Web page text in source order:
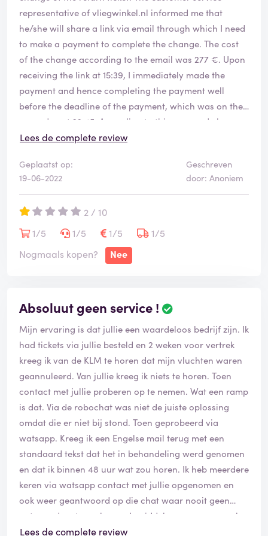
representative of vliegwinkel.nl informed me that
he/she will share a link via email through which I need
to make a payment to complete the change. The cost
of the change according to the email was 277 €. Upon
receiving the link at 15:39, I immediately made the
payment and hence completing the payment well
before the deadline of the payment, which was on the
same day at 23:45. According to this assumed change,
I made family-related and critical work-related
On the day of return, roughly 12 hours before the flight,
I logged into my vliegwinkel.nl account to download
the e-tickets of my flight. The tickets weren’t there. I
can’t find the words to describe the panic and stress
this created for me and my family as this would have
led to a chain of extremely undesired consequences.
about the tickets. The customer support representative
who replied said that he will fix it within 3-4 minutes
and asked me to ‘rest assured’. After about 20 minutes
of waiting, he came back with the horrendous news
that they didn’t make the change to the tickets in spite
of receiving the payment. The representative also
confirmed that they received the payment.
Staggeringly enough the representatives offered no
solution, but to make a new change request and again
pay their administrative fees plus the fare difference
despite that it’s their fault that they didn’t change the
flight. They didn’t even inform me that they didn’t
change the ticket and left it as an extremely unpleasant
surprise for me to figure out on the day of the flight.
Lees de complete review
Geplaatst op:
19-06-2022
Geschreven
door: Anoniem
2 / 10
1/5
1/5 1/5
1/5
Nogmaals kopen?
Nee
Absoluut geen service !
Mijn ervaring is dat jullie een waardeloos bedrijf zijn. Ik
had tickets via jullie besteld en 2 weken voor vertrek
kreeg ik van de KLM te horen dat mijn vluchten waren
geannuleerd. Van jullie kreeg ik niets te horen. Toen
contact met jullie proberen op te nemen. Wat een ramp
is dat. Via de robochat was niet de juiste oplossing
omdat die er niet bij stond. Toen geprobeerd via
watsapp. Kreeg ik een Engelse mail terug met een
standaard tekst dat het in behandeling werd genomen
en dat ik binnen 48 uur wat zou horen. Ik heb meerdere
keren via watsapp contact met jullie opgenomen en
ook weer geantwoord op die chat waar nooit geen
antwoord op terug kwam. Inmiddels was er een week
verspild met nog 1 week te gaan. Toen maar de KLM
Lees de complete review